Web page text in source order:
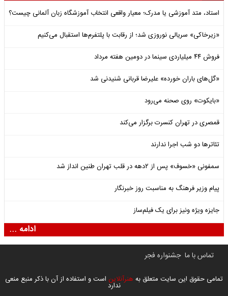
استاد، متد آموزشی یا مدرک؛ معیار واقعی انتخاب آموزشگاه زبان آلمانی چیست؟
«زیرخاکی» سریالی نوروزی شد؛ از رقابت با پلتفرم‌ها استقبال می‌کنیم
فروش ۴۴ میلیاردی سینما در دومین هفته‌ مرداد
«گل‌های باران خورده» علیرضا قربانی شنیدنی شد
«بایکوت» روی صحنه می‌رود
قمصری در تهران کنسرت برگزار می‌کند
تئاترها دو شب اجرا ندارند
سمفونی «خسوف» پس از ۲دهه در قلب تهران طنین انداز شد
پیام وزیر فرهنگ به مناسبت روز خبرنگار
جایزه ویژه ونیز برای یک فیلم‌ساز
ادامه ...
تماس با ما جشنواره فجر
تمامی حقوق این سایت متعلق به هنرآنلاین است و استفاده از آن با ذکر منبع منعی
ندارد